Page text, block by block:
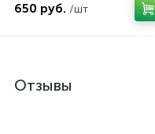
650 руб. /шт
Отзывы